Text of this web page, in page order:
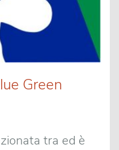
Green
tra ed è